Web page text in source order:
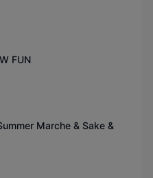
FUN
Marche & Sake &